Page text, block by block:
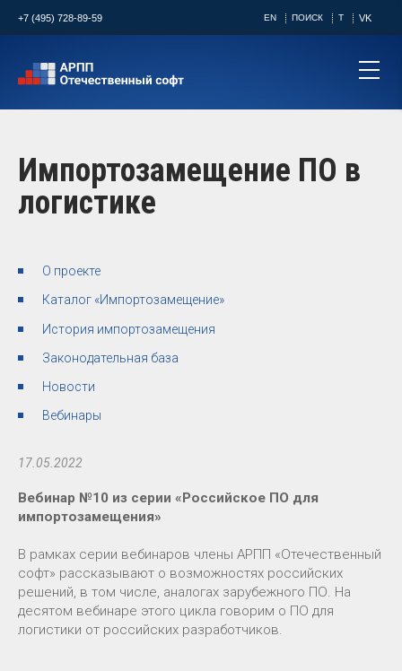
+7 (495) 728-89-59 EN ПОИСК T VK
Импортозамещение ПО в
логистике
О проекте
Каталог «Импортозамещение»
История импортозамещения
Законодательная база
Новости
Вебинары
17.05.2022
Вебинар №10 из серии «Российское ПО для
импортозамещения»
В рамках серии вебинаров члены АРПП «Отечественный
софт» рассказывают о возможностях российских
решений, в том числе, аналогах зарубежного ПО. На
десятом вебинаре этого цикла говорим о ПО для
логистики от российских разработчиков.